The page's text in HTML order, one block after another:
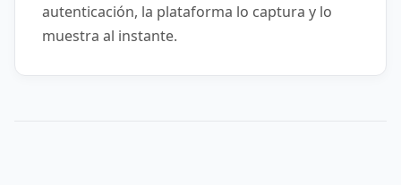
autenticación, la plataforma lo captura y lo
muestra al instante.